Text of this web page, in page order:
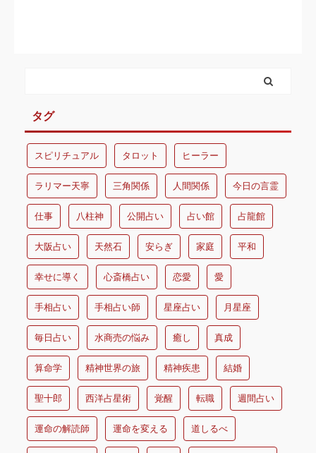
タグ
スピリチュアル タロット ヒーラー
ラリマー天寧 三角関係 人間関係 今日の言霊
仕事 八柱神 公開占い 占い館 占龍館
大阪占い 天然石 安らぎ 家庭 平和
幸せに導く 心斎橋占い 恋愛 愛
手相占い 手相占い師 星座占い 月星座
毎日占い 水商売の悩み 癒し 真成
算命学 精神世界の旅 精神疾患 結婚
聖十郎 西洋占星術 覚醒 転職 週間占い
運命の解読師 運命を変える 道しるべ